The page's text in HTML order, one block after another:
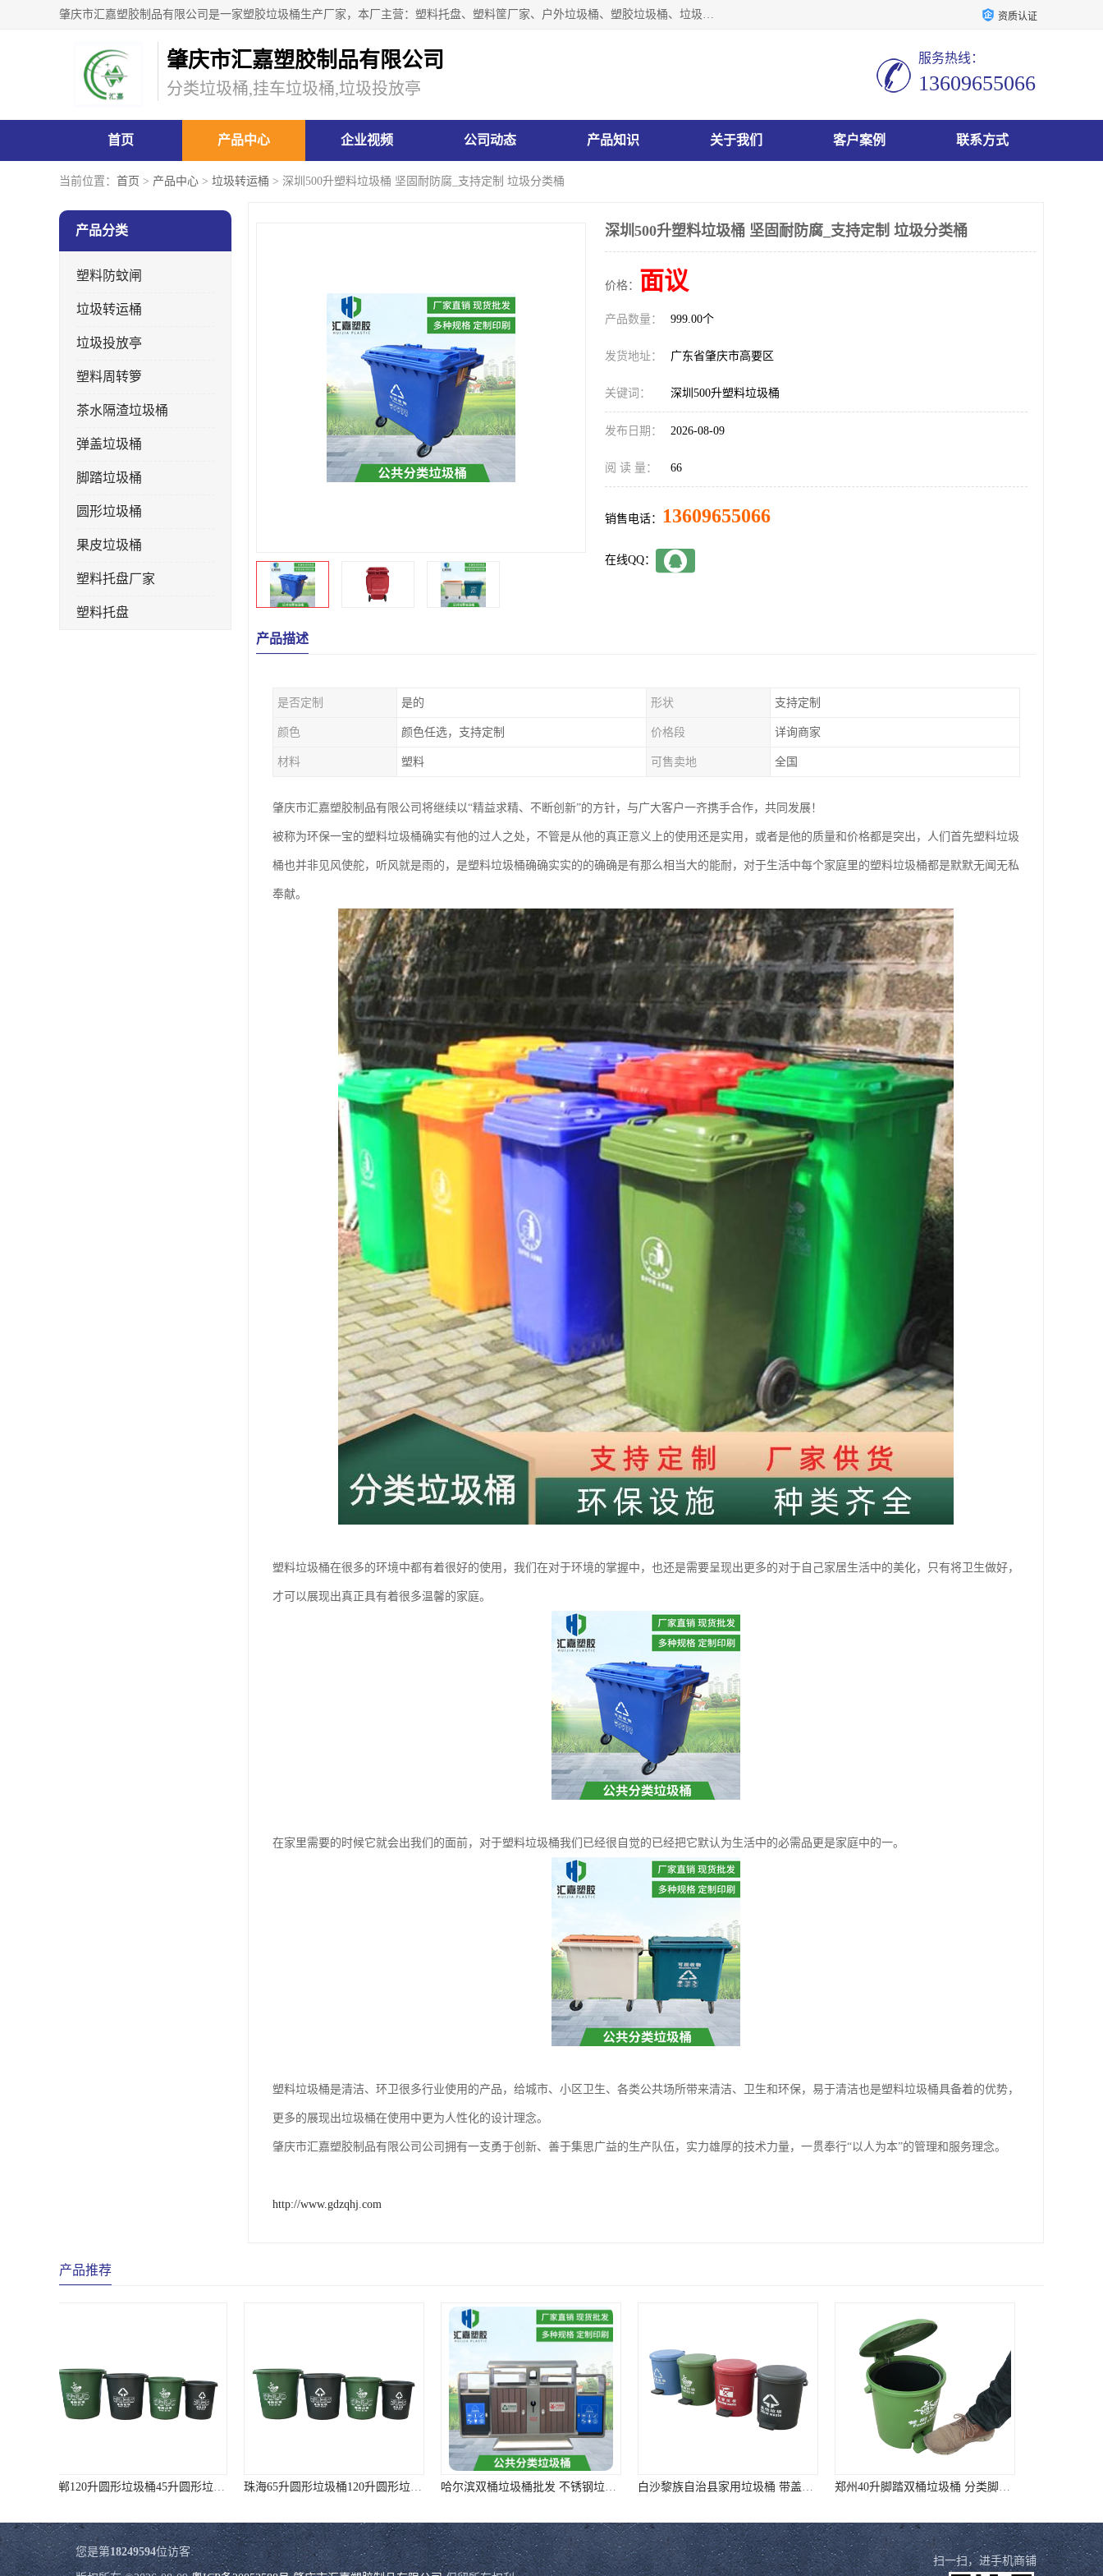
肇庆市汇嘉塑胶制品有限公司是一家塑胶垃圾桶生产厂家，本厂主营：塑料托盘、塑料筐厂家、户外垃圾桶、塑胶垃圾桶、垃圾桶等产品，深受广大客户的欢迎。公司拥有一支勇于、善于集思广益的生产队伍，实力雄厚的技术力量，一贯奉行“以人为本”的管理和服务理念。 资质认证
肇庆市汇嘉塑胶制品有限公司
分类垃圾桶,挂车垃圾桶,垃圾投放亭
服务热线：
13609655066
首页 产品中心 企业视频 公司动态 产品知识 关于我们 客户案例 联系方式
当前位置： 首页 > 产品中心 > 垃圾转运桶 > 深圳500升塑料垃圾桶 坚固耐防腐_支持定制 垃圾分类桶
产品分类
塑料防蚊闸
垃圾转运桶
垃圾投放亭
塑料周转箩
茶水隔渣垃圾桶
弹盖垃圾桶
脚踏垃圾桶
圆形垃圾桶
果皮垃圾桶
塑料托盘厂家
塑料托盘
深圳500升塑料垃圾桶 坚固耐防腐_支持定制 垃圾分类桶
价格： 面议
产品数量： 999.00个
发货地址： 广东省肇庆市高要区
关键词： 深圳500升塑料垃圾桶
发布日期： 2026-08-09
阅 读 量： 66
销售电话： 13609655066
在线QQ：
产品描述
是否定制 是的 形状 支持定制
颜色 颜色任选，支持定制 价格段 详询商家
材料 塑料 可售卖地 全国
肇庆市汇嘉塑胶制品有限公司将继续以“精益求精、不断创新”的方针，与广大客户一齐携手合作，共同发展！
被称为环保一宝的塑料垃圾桶确实有他的过人之处，不管是从他的真正意义上的使用还是实用，或者是他的质量和价格都是突出，人们首先塑料垃圾
桶也并非见风使舵，听风就是雨的，是塑料垃圾桶确确实实的的确确是有那么相当大的能耐，对于生活中每个家庭里的塑料垃圾桶都是默默无闻无私
奉献。
塑料垃圾桶在很多的环境中都有着很好的使用，我们在对于环境的掌握中，也还是需要呈现出更多的对于自己家居生活中的美化，只有将卫生做好，
才可以展现出真正具有着很多温馨的家庭。
在家里需要的时候它就会出我们的面前，对于塑料垃圾桶我们已经很自觉的已经把它默认为生活中的必需品更是家庭中的一。
塑料垃圾桶是清洁、环卫很多行业使用的产品，给城市、小区卫生、各类公共场所带来清洁、卫生和环保，易于清洁也是塑料垃圾桶具备着的优势，
更多的展现出垃圾桶在使用中更为人性化的设计理念。
肇庆市汇嘉塑胶制品有限公司公司拥有一支勇于创新、善于集思广益的生产队伍，实力雄厚的技术力量，一贯奉行“以人为本”的管理和服务理念。
http://www.gdzqhj.com
产品推荐
珠海65升圆形垃圾桶120升圆形垃圾桶 样式全质量好价格低
您是第18249594位访客
扫一扫，进手机商铺